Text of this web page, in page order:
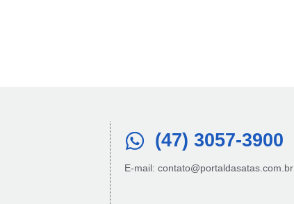
(47) 3057-3900
E-mail: contato@portaldasatas.com.br